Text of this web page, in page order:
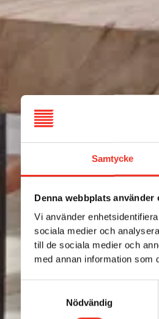
Samtycke
Denna webbplats använder
Vi använder
sociala medier och
till de sociala medier och
med annan information som
Nödvändig